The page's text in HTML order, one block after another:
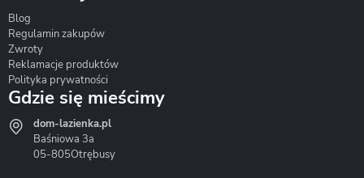
Hydrostop
Blog
Regulamin zakupów
Zwroty
Reklamacje produktów
Polityka prywatności
Gdzie się mieścimy
dom-lazienka.pl
Baśniowa 3a
05-805Otrębusy